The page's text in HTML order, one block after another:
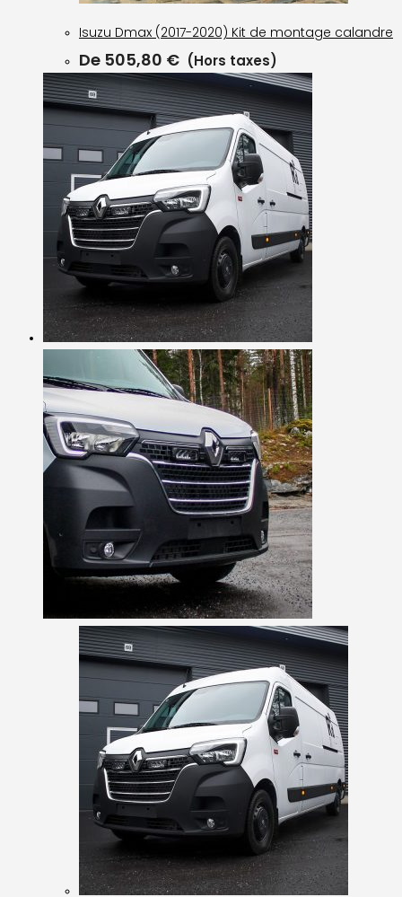
Isuzu Dmax (2017-2020) Kit de montage calandre
De 505,80 € (Hors taxes)